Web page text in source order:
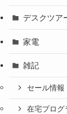
デスクツア
家電
雑記
セール情報
在宅プログ